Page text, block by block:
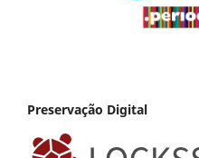
Preservação Digital